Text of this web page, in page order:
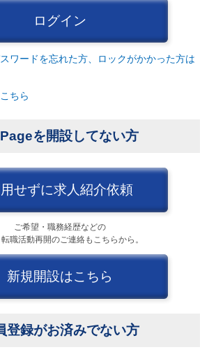
ル ログアウト
産
証券・保険・投資）
タハード・周辺機器
ログイン
ワードを忘れた方、ロックがかかった方は
ちら
を開設してない方
せずに求人紹介依頼
ご希望・職務経歴などの
職活動再開のご連絡もこちらから。
新規開設はこちら
登録がお済みでない方